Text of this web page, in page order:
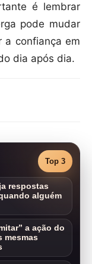
é lembrar
pode mudar
a confiança em
dia após dia.
Top 3
respostas
alguém
a ação do
mesmas